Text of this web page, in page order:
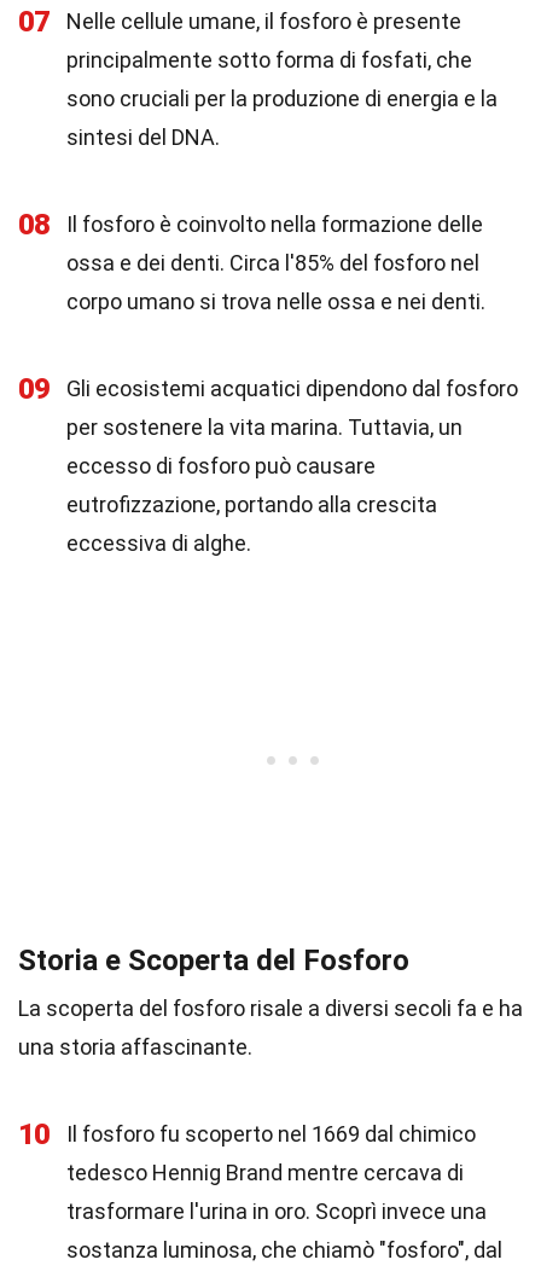
07
Nelle cellule umane, il fosforo è presente
principalmente sotto forma di fosfati, che
sono cruciali per la produzione di energia e la
sintesi del DNA.
08
Il fosforo è coinvolto nella formazione delle
ossa e dei denti. Circa l'85% del fosforo nel
corpo umano si trova nelle ossa e nei denti.
09
Gli ecosistemi acquatici dipendono dal fosforo
per sostenere la vita marina. Tuttavia, un
eccesso di fosforo può causare
eutrofizzazione, portando alla crescita
eccessiva di alghe.
Storia e Scoperta del Fosforo
La scoperta del fosforo risale a diversi secoli fa e ha
una storia affascinante.
10
Il fosforo fu scoperto nel 1669 dal chimico
tedesco Hennig Brand mentre cercava di
trasformare l'urina in oro. Scoprì invece una
sostanza luminosa, che chiamò "fosforo", dal